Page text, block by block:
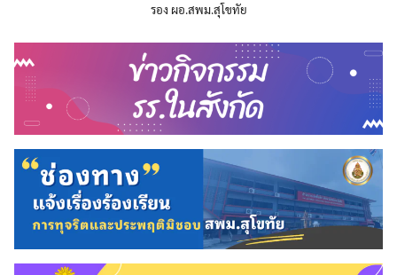
รอง ผอ.สพม.สุโขทัย